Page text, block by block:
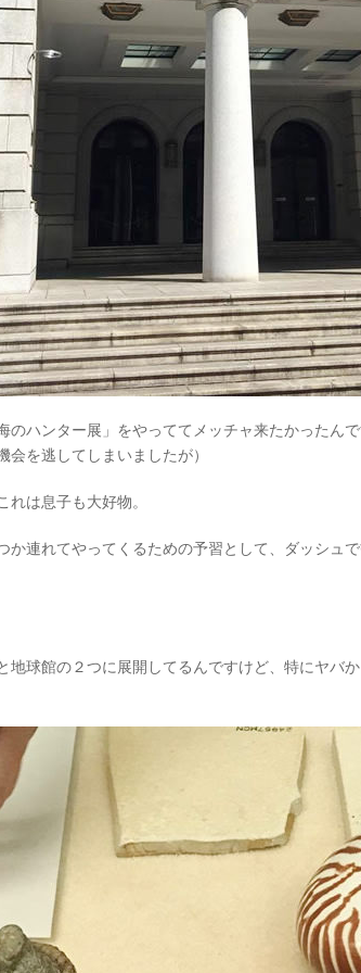
のハンター展」をやっててメッチャ来たかったん
会を逃してしまいましたが）
れは息子も大好物。
か連れてやってくるための予習として、ダッシュ
地球館の２つに展開してるんですけど、特にヤバ